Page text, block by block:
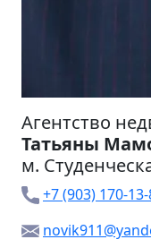
Агентство
Татьяны
м.
+7 (903) 170-